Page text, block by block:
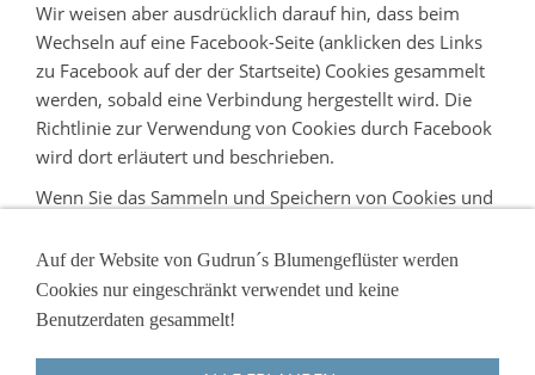
Wir weisen aber ausdrücklich darauf hin, dass beim
Wechseln auf eine Facebook-Seite (anklicken des Links
zu Facebook auf der der Startseite) Cookies gesammelt
werden, sobald eine Verbindung hergestellt wird. Die
Richtlinie zur Verwendung von Cookies durch Facebook
wird dort erläutert und beschrieben.
Wenn Sie das Sammeln und Speichern von Cookies und
Facebook nicht zu verwenden, weil wir diesbezüglich
keine Haftung übernehmen.
Auf der Website von Gudrun´s Blumengeflüster werden
Cookies nur eingeschränkt verwendet und keine
Benutzerdaten gesammelt!